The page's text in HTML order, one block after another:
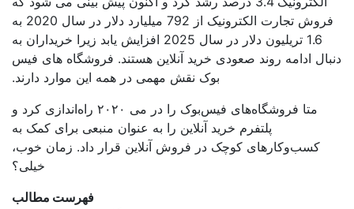
فروش تجارت الکترونیک از 792 میلیارد دلار در سال 2020 به
1.6 تریلیون دلار در سال 2025 افزایش یابد زیرا خریداران به
ادامه روند صعودی خرید آنلاین هستند. فروشگاه های فیس
بوک نقش مهمی در همه این موارد دارند.
متا فروشگاه‌های فیس‌بوک را در می ۲۰۲۰ راه‌اندازی کرد و
پلتفرم خرید آنلاین را به عنوان منبعی برای کمک به
کسب‌وکارهای کوچک در فروش آنلاین قرار داد. زمان خوب،
خیلی؟
فهرست مطالب